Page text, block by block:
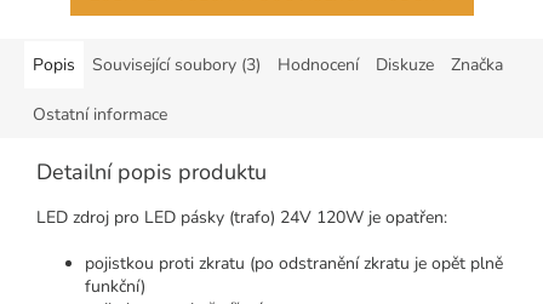
Popis Související soubory (3) Hodnocení Diskuze Značka
Ostatní informace
Detailní popis produktu
LED zdroj pro LED pásky (trafo) 24V 120W je opatřen:
pojistkou proti zkratu (po odstranění zkratu je opět plně
funkční)